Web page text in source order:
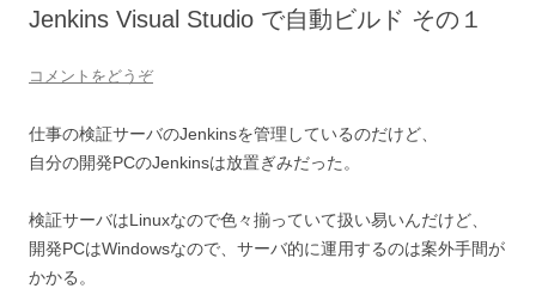
Jenkins Visual Studio で自動ビルド その１
コメントをどうぞ
仕事の検証サーバのJenkinsを管理しているのだけど、
自分の開発PCのJenkinsは放置ぎみだった。
検証サーバはLinuxなので色々揃っていて扱い易いんだけど、
開発PCはWindowsなので、サーバ的に運用するのは案外手間が
かかる。